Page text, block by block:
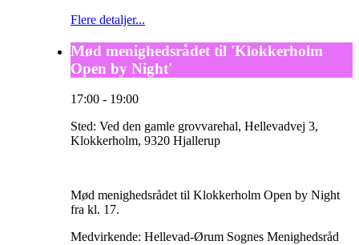
Flere detaljer...
Mød menighedsrådet til 'Klokkerholm
Open by Night'
17:00 - 19:00
Sted: Ved den gamle grovvarehal, Hellevadvej 3,
Klokkerholm, 9320 Hjallerup
Mød menighedsrådet til Klokkerholm Open by Night
fra kl. 17.
Medvirkende: Hellevad-Ørum Sognes Menighedsråd